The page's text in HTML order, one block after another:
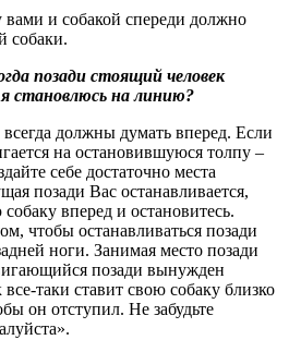
и собакой спереди должно
собаки.
позади стоящий человек
становлюсь на линию?
должны думать вперед. Если
на остановившуюся толпу –
себе достаточно места
позади Вас останавливается,
вперед и остановитесь.
чтобы останавливаться позади
ноги. Занимая место позади
позади вынужден
таки ставит свою собаку близко
он отступил. Не забудьте